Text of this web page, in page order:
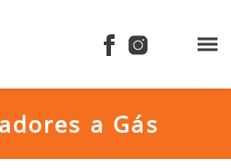
a Gás